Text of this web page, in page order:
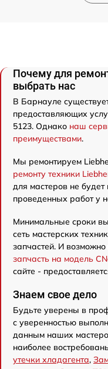
Почему для
выбрать нас
В Барнауле
предоставляющих
5123. Однако наш
преимуществами.
Мы ремонтируем
ремонту техники
для мастеров не
проведенных работ у
Минимальные сроки
сеть мастерских
запчастей. И
запчасть на модель
сайте -
Знаем свое дело
Будьте уверены в
с уверенностью
данным наших
наиболее
утечки хладагента,